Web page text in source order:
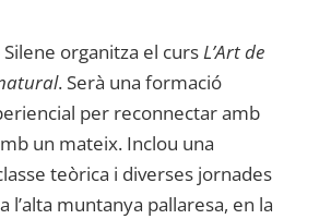
Silene organitza el cursL’Art de
. Serà una formació
per reconnectar amb
un mateix. Inclou una
teòrica i diverses jornades
l’alta muntanya pallaresa, en la